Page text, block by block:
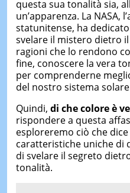
questa sua tonalità sia,
un’apparenza. La NASA,
statunitense, ha
svelare il mistero dietro
ragioni che lo rendono
fine, conoscere la vera
per comprenderne
del nostro sistema
Quindi, di che colore è
rispondere a questa
esploreremo ciò che dice
caratteristiche uniche di
di svelare il segreto
tonalità.